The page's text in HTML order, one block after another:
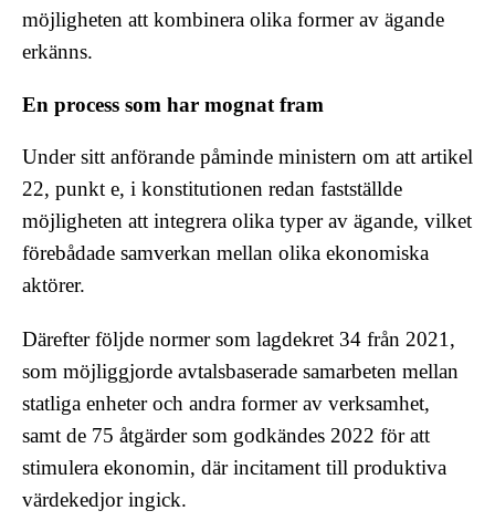
möjligheten att kombinera olika former av ägande
erkänns.
En process som har mognat fram
Under sitt anförande påminde ministern om att artikel
22, punkt e, i konstitutionen redan fastställde
möjligheten att integrera olika typer av ägande, vilket
förebådade samverkan mellan olika ekonomiska
aktörer.
Därefter följde normer som lagdekret 34 från 2021,
som möjliggjorde avtalsbaserade samarbeten mellan
statliga enheter och andra former av verksamhet,
samt de 75 åtgärder som godkändes 2022 för att
stimulera ekonomin, där incitament till produktiva
värdekedjor ingick.